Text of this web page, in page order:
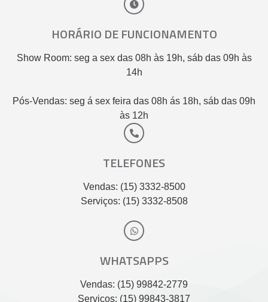
HORÁRIO DE FUNCIONAMENTO
Show Room: seg a sex das 08h às 19h, sáb das 09h às
14h
Pós-Vendas: seg á sex feira das 08h ás 18h, sáb das 09h
às 12h
TELEFONES
Vendas: (15) 3332-8500
Serviços: (15) 3332-8508
WHATSAPPS
Vendas: (15) 99842-2779
Serviços: (15) 99843-3817